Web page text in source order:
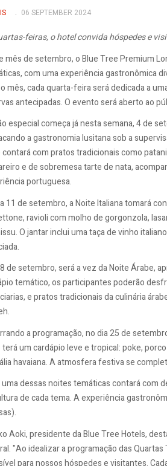
06 SEPTEMBER 2024
feiras, o hotel convida hóspedes e
mês de setembro, o Blue Tree Premium
com uma experiência gastronômica
mês, cada quarta-feira será dedicada a
antecipadas. O evento será aberto ao
especial começa já nesta semana, 4 de
a gastronomia lusitana sob a
com pratos tradicionais como
e de sobremesa tarte de nata,
portuguesa.
11 de setembro, a Noite Italiana tomará
ravioli com molho de gorgonzola,
O jantar inclui uma taça de vinho
de setembro, será a vez da Noite Árabe,
temático, os participantes poderão
e pratos tradicionais da culinária
a programação, no dia 25 de
um cardápio leve e tropical: poke,
havaiana. A atmosfera festiva se
uma dessas noites temáticas contará com
de cada tema. A experiência
Aoki, presidente da Blue Tree Hotels,
"Ao idealizar a programação das
para nossos hóspedes e visitantes.